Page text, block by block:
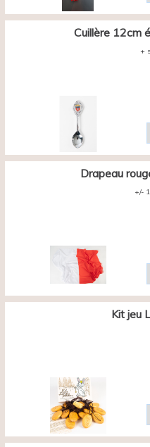
Cuillère 12cm
+
Drapeau
+/-
Kit jeu